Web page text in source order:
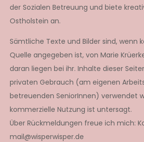
der Sozialen Betreuung und biete
Ostholstein an.
Sämtliche Texte und Bilder sind, wenn
Quelle angegeben ist, von Marie
daran liegen bei ihr. Inhalte dieser
privaten Gebrauch (am eigenen
betreuenden SeniorInnen) verwendet
kommerzielle Nutzung ist untersagt.
Über Rückmeldungen freue ich mich:
mail@wisperwisper.de